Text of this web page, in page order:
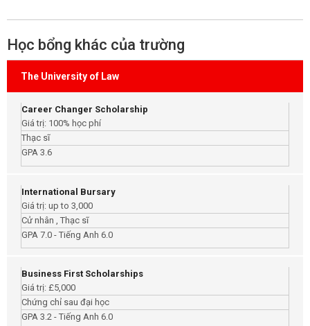
Học bổng khác của trường
The University of Law
Career Changer Scholarship
Giá trị: 100% học phí
Thạc sĩ
GPA 3.6
International Bursary
Giá trị: up to 3,000
Cử nhân , Thạc sĩ
GPA 7.0 - Tiếng Anh 6.0
Business First Scholarships
Giá trị: £5,000
Chứng chỉ sau đại học
GPA 3.2 - Tiếng Anh 6.0